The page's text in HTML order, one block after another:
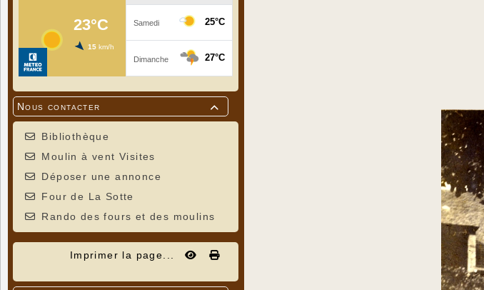

Nous contacter
Bibliothèque
Moulin à vent Visites
Déposer une annonce
Four de La Sotte
Rando des fours et des moulins
Imprimer la page...